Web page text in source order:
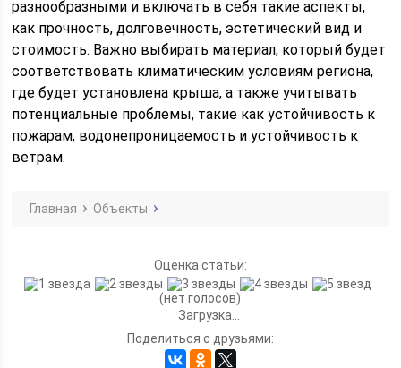
разнообразными и включать в себя такие аспекты,
как прочность, долговечность, эстетический вид и
стоимость. Важно выбирать материал, который будет
соответствовать климатическим условиям региона,
где будет установлена крыша, а также учитывать
потенциальные проблемы, такие как устойчивость к
пожарам, водонепроницаемость и устойчивость к
ветрам.
Главная Объекты
Оценка статьи:
(нет голосов)
Загрузка...
Поделиться с друзьями: